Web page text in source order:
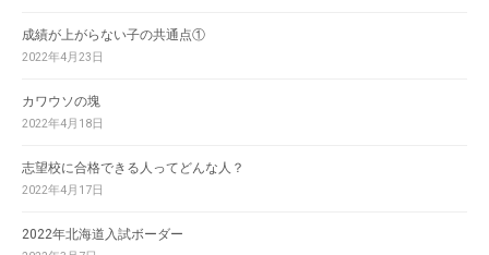
成績が上がらない子の共通点①
2022年4月23日
カワウソの塊
2022年4月18日
志望校に合格できる人ってどんな人？
2022年4月17日
2022年北海道入試ボーダー